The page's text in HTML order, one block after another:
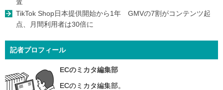
TikTok Shop日本提供開始から1年 GMVの7割がコンテンツ起
点、月間利用者は30倍に
記者プロフィール
ECのミカタ編集部
ECのミカタ編集部。